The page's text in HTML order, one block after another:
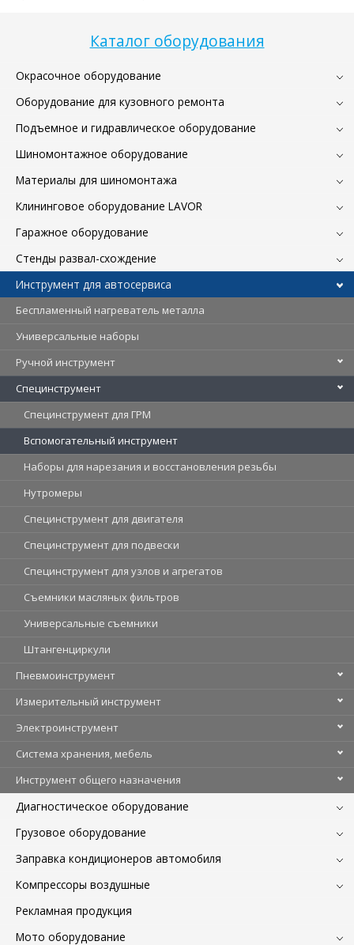
Каталог оборудования
Окрасочное оборудование
Оборудование для кузовного ремонта
Подъемное и гидравлическое оборудование
Шиномонтажное оборудование
Материалы для шиномонтажа
Клининговое оборудование LAVOR
Гаражное оборудование
Стенды развал-схождение
Инструмент для автосервиса
Беспламенный нагреватель металла
Универсальные наборы
Ручной инструмент
Специнструмент
Специнструмент для ГРМ
Вспомогательный инструмент
Наборы для нарезания и восстановления резьбы
Нутромеры
Специнструмент для двигателя
Специнструмент для подвески
Специнструмент для узлов и агрегатов
Съемники масляных фильтров
Универсальные съемники
Штангенциркули
Пневмоинструмент
Измерительный инструмент
Электроинструмент
Система хранения, мебель
Инструмент общего назначения
Диагностическое оборудование
Грузовое оборудование
Заправка кондиционеров автомобиля
Компрессоры воздушные
Рекламная продукция
Мото оборудование